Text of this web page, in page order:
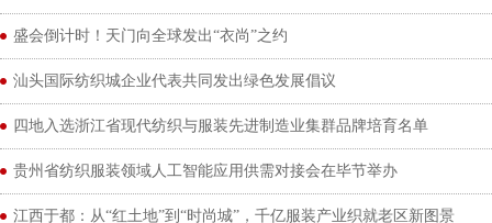
盛会倒计时！天门向全球发出“衣尚”之约
汕头国际纺织城企业代表共同发出绿色发展倡议
四地入选浙江省现代纺织与服装先进制造业集群品牌培育名单
贵州省纺织服装领域人工智能应用供需对接会在毕节举办
江西于都：从“红土地”到“时尚城”，千亿服装产业织就老区新图景